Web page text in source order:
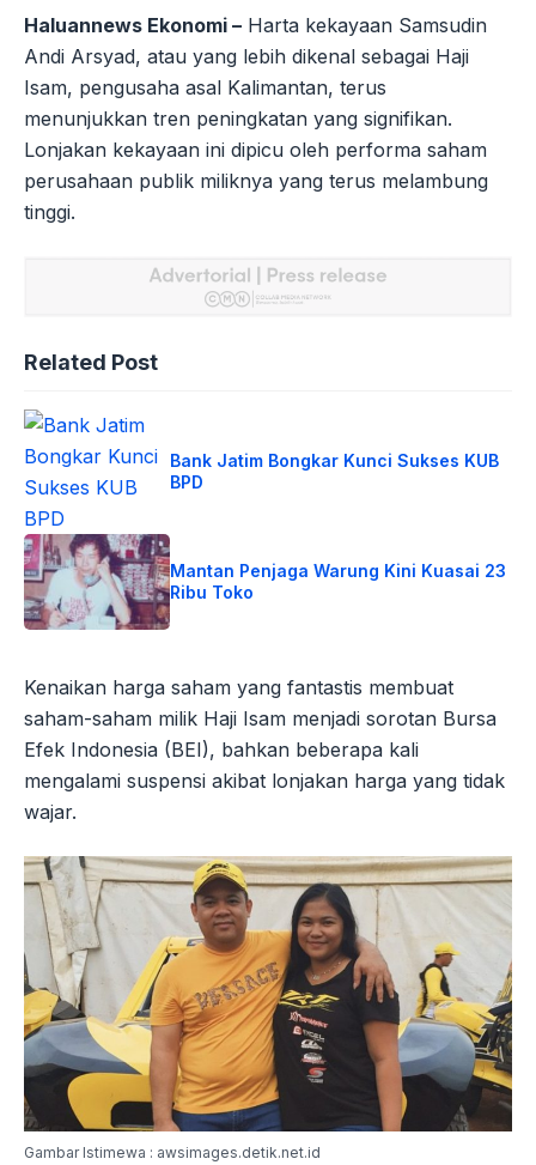
Haluannews Ekonomi – Harta kekayaan Samsudin
Andi Arsyad, atau yang lebih dikenal sebagai Haji
Isam, pengusaha asal Kalimantan, terus
menunjukkan tren peningkatan yang signifikan.
Lonjakan kekayaan ini dipicu oleh performa saham
perusahaan publik miliknya yang terus melambung
tinggi.
Related Post
Bank Jatim Bongkar Kunci Sukses KUB
BPD
Mantan Penjaga Warung Kini Kuasai 23
Ribu Toko
Kenaikan harga saham yang fantastis membuat
saham-saham milik Haji Isam menjadi sorotan Bursa
Efek Indonesia (BEI), bahkan beberapa kali
mengalami suspensi akibat lonjakan harga yang tidak
wajar.
Gambar Istimewa : awsimages.detik.net.id